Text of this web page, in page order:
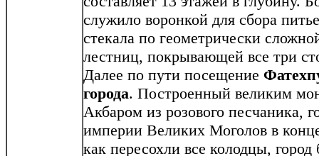
служило воронкой для сбора
стекала по геометрически
лестниц, покрывающей все три
Далее по пути посещение
города. Построенный великим
Акбаром из розового песчаника,
империи Великих Моголов в
как пересохли все колодцы,